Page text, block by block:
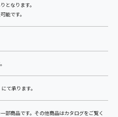
となります。
能です。
て承ります。
部商品です。その他商品はカタログをご覧く